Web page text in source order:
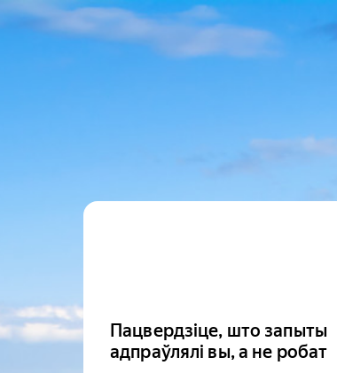
Пацвердзіце, што запыты
адпраўлялі вы, а не робат